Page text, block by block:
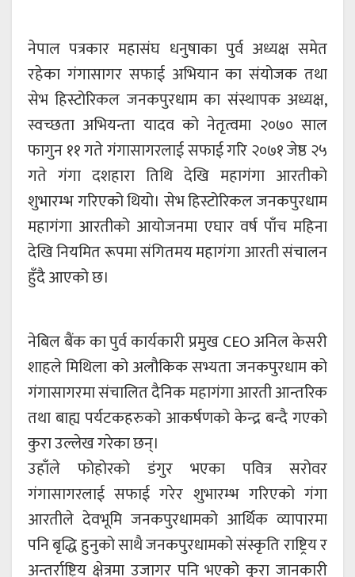
नेपाल पत्रकार महासंघ धनुषाका पुर्व अध्यक्ष समेत
रहेका गंगासागर सफाई अभियान का संयोजक तथा
सेभ हिस्टोरिकल जनकपुरधाम का संस्थापक अध्यक्ष,
स्वच्छता अभियन्ता यादव को नेतृत्वमा २०७० साल
फागुन ११ गते गंगासागरलाई सफाई गरि २०७१ जेष्ठ २५
गते गंगा दशहारा तिथि देखि महागंगा आरतीको
शुभारम्भ गरिएको थियो। सेभ हिस्टोरिकल जनकपुरधाम
महागंगा आरतीको आयोजनमा एघार वर्ष पाँच महिना
देखि नियमित रूपमा संगितमय महागंगा आरती संचालन
हुँदै आएको छ।
नेबिल बैंक का पुर्व कार्यकारी प्रमुख CEO अनिल केसरी
शाहले मिथिला को अलौकिक सभ्यता जनकपुरधाम को
गंगासागरमा संचालित दैनिक महागंगा आरती आन्तरिक
तथा बाह्य पर्यटकहरुको आकर्षणको केन्द्र बन्दै गएको
कुरा उल्लेख गरेका छन्।
उहाँले फोहोरको डंगुर भएका पवित्र सरोवर
गंगासागरलाई सफाई गरेर शुभारम्भ गरिएको गंगा
आरतीले देवभूमि जनकपुरधामको आर्थिक व्यापारमा
पनि बृद्धि हुनुको साथै जनकपुरधामको संस्कृति राष्ट्रिय र
अन्तर्राष्ट्रिय क्षेत्रमा उजागर पनि भएको कुरा जानकारी